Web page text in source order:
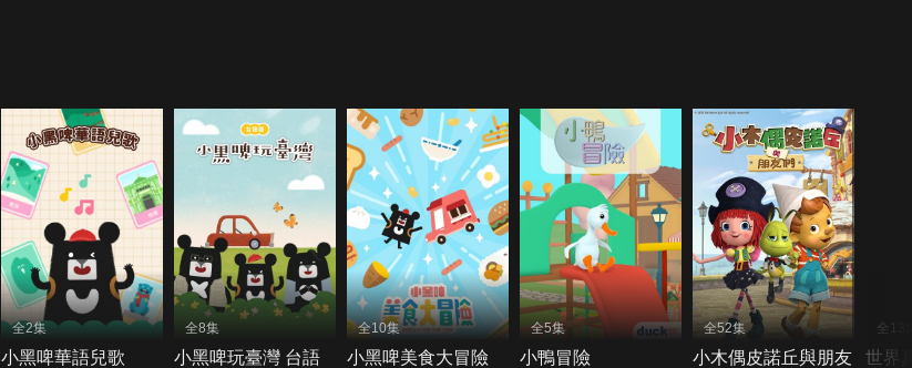
全2集
小黑啤華語兒歌
全8集
小黑啤玩臺灣 台語
全10集
小黑啤美食大冒險
全5集
小鴨冒險
全52集
小木偶皮諾丘與朋友
全13
世界